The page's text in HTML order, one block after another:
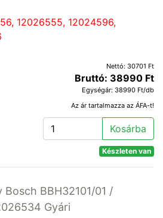
12026555, 12024596,
Nettó: 30701 Ft
Bruttó: 38990 Ft
Egységár: 38990 Ft/db
Az ár tartalmazza az ÁFA-t!
Kosárba
Készleten van
BBH32101/01 /
Gyári